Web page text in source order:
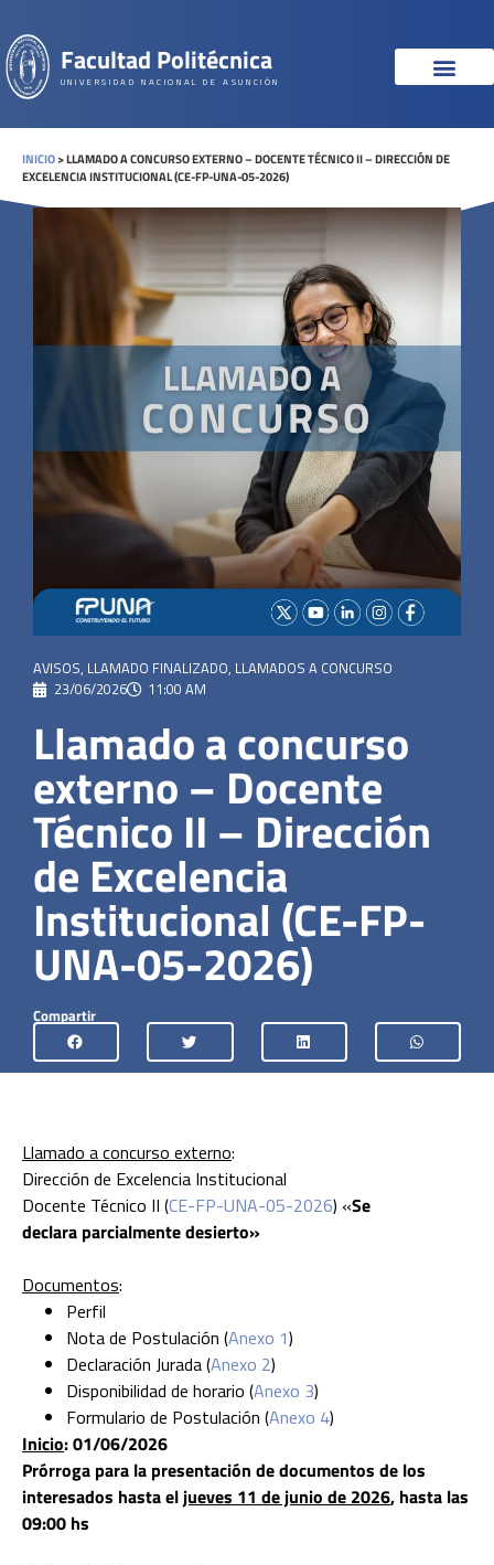
Facultad Politécnica
UNIVERSIDAD NACIONAL DE ASUNCIÓN
INICIO>LLAMADO A CONCURSO EXTERNO – DOCENTE TÉCNICO II – DIRECCIÓN DE
EXCELENCIA INSTITUCIONAL (CE-FP-UNA-05-2026)
AVISOS, LLAMADO FINALIZADO, LLAMADOS A CONCURSO
23/06/2026
11:00 AM
Llamado a concurso
externo – Docente
Técnico II – Dirección
de Excelencia
Institucional (CE-FP-
UNA-05-2026)
Compartir
Llamado a concurso externo:
Dirección de Excelencia Institucional
Docente Técnico II (CE-FP-UNA-05-2026) «Se
declara parcialmente desierto»
Documentos:
Perfil
Nota de Postulación (Anexo 1)
Declaración Jurada (Anexo 2)
Disponibilidad de horario (Anexo 3)
Formulario de Postulación (Anexo 4)
Inicio: 01/06/2026
Prórroga para la presentación de documentos de los
interesados hasta eljueves 11 de junio de 2026, hasta las
09:00 hs